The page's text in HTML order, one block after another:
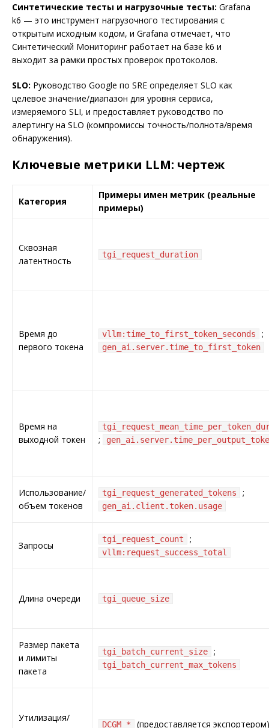
Синтетические тесты и нагрузочные тесты: Grafana
k6 — это инструмент нагрузочного тестирования с
открытым исходным кодом, и Grafana отмечает, что
Синтетический Мониторинг работает на базе k6 и
выходит за рамки простых проверок протоколов.
SLO: Руководство Google по SRE определяет SLO как
целевое значение/диапазон для уровня сервиса,
измеряемого SLI, и предоставляет руководство по
алертингу на SLO (компромиссы точность/полнота/время
обнаружения).
Ключевые метрики LLM: чертеж
Категория
Примеры имен метрик (реальные
примеры)
Сквозная
латентность
tgi_request_duration
Время до
первого токена
vllm:time_to_first_token_seconds ;
gen_ai.server.time_to_first_token
Время на
выходной токен
;
Использование/
объем токенов
tgi_request_generated_tokens ;
gen_ai.client.token.usage
Запросы
tgi_request_count ;
vllm:request_success_total
Длина очереди tgi_queue_size
Размер пакета
и лимиты
пакета
tgi_batch_current_size ;
tgi_batch_current_max_tokens
Утилизация/
DCGM_* (предоставляется экспортером)